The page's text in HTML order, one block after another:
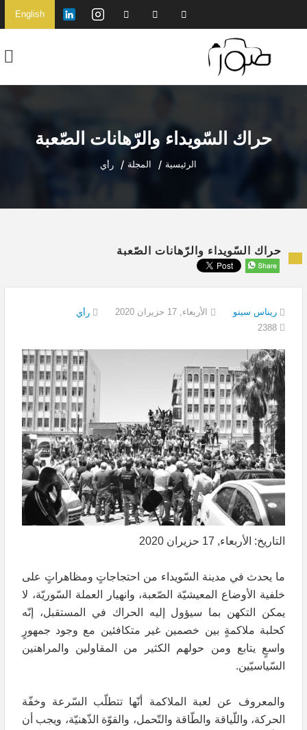
English
حراك السّويداء والرّهانات الصّعبة
الرئيسية المجلة رأي
حراك السّويداء والرّهانات الصّعبة
ريناس سينو الأربعاء, 17 حزيران 2020
رأي
التاريخ: الأربعاء, 17 حزيران 2020
ما يحدث في مدينة السّويداء من احتجاجاتٍ ومظاهراتٍ على
خلفية الأوضاع المعيشيّة الصّعبة، وانهيار العملة السّوريّة، لا
يمكن التكهن بما سيؤول إليه الحراك في المستقبل، إنّه
كحلبة ملاكمةٍ بين خصمين غير متكافئين مع وجود جمهورٍ
واسعٍ يتابع ومن حولهم الكثير من المقاولين والمراهنين
السّياسيّين.
والمعروف عن لعبة الملاكمة أنّها تتطلّب السّرعة وخفّة
الحركة، واللّياقة والطّاقة والتّحمل، والقوّة الذّهنيّة، ويجب أن